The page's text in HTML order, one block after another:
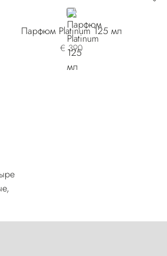
NEUTRAL
Парфюм Platinum 125 мл
€ 390